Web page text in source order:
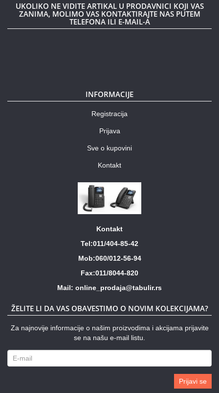
UKOLIKO NE VIDITE ARTIKAL U PRODAVNICI KOJI VAS
ZANIMA, MOLIMO VAS KONTAKTIRAJTE NAS PUTEM
TELEFONA ILI E-MAIL-A
INFORMACIJE
Registracija
Prijava
Sve o kupovini
Kontakt
Kontakt
Tel:011/404-85-42
Mob:060/012-56-94
Fax:011/8044-820
Mail: online_prodaja@tabulir.rs
ŽELITE LI DA VAS OBAVESTIMO O NOVIM KOLEKCIJAMA?
Za najnovije informacije o našim proizvodima i akcijama prijavite
se na našu e-mail listu.
Prijavi se